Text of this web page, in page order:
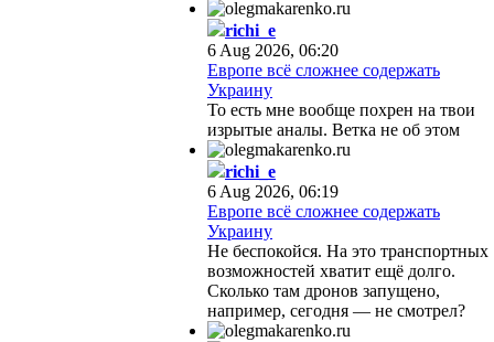
richi_e
6 Aug 2026, 06:20
Европе всё сложнее содержать
Украину
То есть мне вообще похрен на твои
изрытые аналы. Ветка не об этом
richi_e
6 Aug 2026, 06:19
Европе всё сложнее содержать
Украину
Не беспокойся. На это транспортных
возможностей хватит ещё долго.
Сколько там дронов запущено,
например, сегодня — не смотрел?